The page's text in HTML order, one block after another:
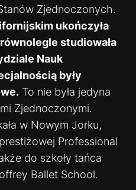
Zjednoczonych.
ukończyła
studiowała
Nauk
były
To nie była jedyna
Zjednoczonymi.
w Nowym Jorku,
Professional
do szkoły tańca
Ballet School.